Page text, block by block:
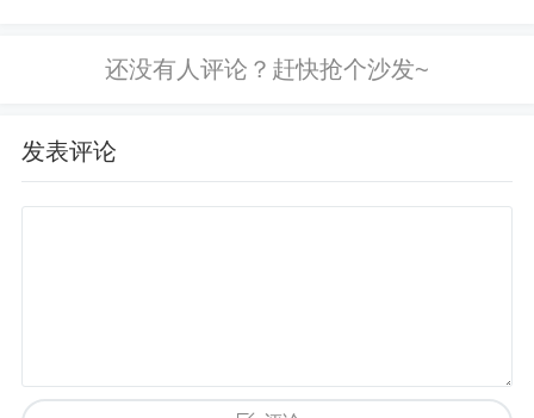
饭香，然后选择一个让我嘴馋的味道，回家做一份一样的
我不想跑那么快，我想停下来。
霞，可能只有学生时代才有。我瞬间泪奔。我知道，长大
发表评论